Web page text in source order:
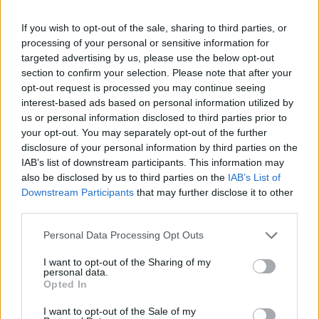
If you wish to opt-out of the sale, sharing to third parties, or
processing of your personal or sensitive information for
targeted advertising by us, please use the below opt-out
section to confirm your selection. Please note that after your
opt-out request is processed you may continue seeing
interest-based ads based on personal information utilized by
us or personal information disclosed to third parties prior to
your opt-out. You may separately opt-out of the further
disclosure of your personal information by third parties on the
IAB’s list of downstream participants. This information may
also be disclosed by us to third parties on the IAB’s List of
Downstream Participants that may further disclose it to other
Personal Data Processing Opt Outs
I want to opt-out of the Sharing of my
personal data.
Opted In
I want to opt-out of the Sale of my
hybridbilar
Jag tror att folk köper bil av helt fel
anledning.
Senaste inlägget avThe-GOAT för 19 timmar sedani
Detta köpte jag nyss-tråden 9743 svar
Senaste inlägget avJesper328 för 21 timmar sedaniOff topic
Bestyckningsfundering. Zenith INAT 35/40
förgasare
Senaste inlägget avMossan1 för 22 timmar sedan i
Motorteknik (Avancerad)
tiden på tändning.
Senaste inlägget av KlevaRaggarn fredag 23:57
Generell
felsökning